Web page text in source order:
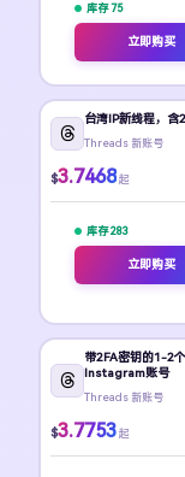
库存 75
立即购买
台湾IP新线程，含
Threads 新账号
$3.7468 起
库存 283
立即购买
带2FA密钥的1-2
Instagram账号
Threads 新账号
$3.7753 起